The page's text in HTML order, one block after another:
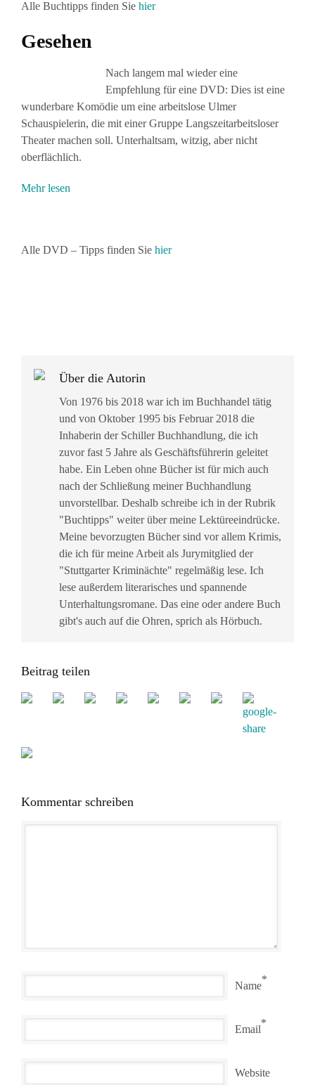
Alle Buchtipps finden Sie hier
Gesehen
Nach langem mal wieder eine
Empfehlung für eine DVD: Dies ist eine
wunderbare Komödie um eine arbeitslose Ulmer
Schauspielerin, die mit einer Gruppe Langszeitarbeitsloser
Theater machen soll. Unterhaltsam, witzig, aber nicht
oberflächlich.
Mehr lesen
Alle DVD – Tipps finden Sie hier
Über die Autorin
Von 1976 bis 2018 war ich im Buchhandel tätig
und von Oktober 1995 bis Februar 2018 die
Inhaberin der Schiller Buchhandlung, die ich
zuvor fast 5 Jahre als Geschäftsführerin geleitet
habe. Ein Leben ohne Bücher ist für mich auch
nach der Schließung meiner Buchhandlung
unvorstellbar. Deshalb schreibe ich in der Rubrik
"Buchtipps" weiter über meine Lektüreeindrücke.
Meine bevorzugten Bücher sind vor allem Krimis,
die ich für meine Arbeit als Jurymitglied der
"Stuttgarter Kriminächte" regelmäßig lese. Ich
lese außerdem literarisches und spannende
Unterhaltungsromane. Das eine oder andere Buch
gibt's auch auf die Ohren, sprich als Hörbuch.
Beitrag teilen
Kommentar schreiben
Name
*
Email
*
Website